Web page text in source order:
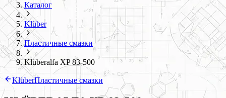
Каталог
Klüber
Пластичные смазки
Klüberalfa XP 83-500
KlüberПластичные смазки